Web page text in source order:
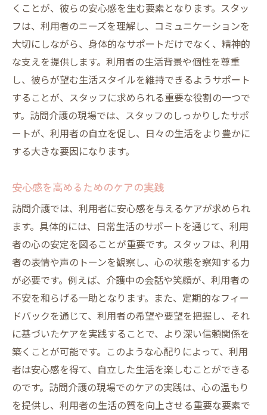
くことが、彼らの安心感を生む要素となります。スタッ
フは、利用者のニーズを理解し、コミュニケーションを
大切にしながら、身体的なサポートだけでなく、精神的
な支えを提供します。利用者の生活背景や個性を尊重
し、彼らが望む生活スタイルを維持できるようサポート
することが、スタッフに求められる重要な役割の一つで
す。訪問介護の現場では、スタッフのしっかりしたサポ
ートが、利用者の自立を促し、日々の生活をより豊かに
する大きな要因になります。
安心感を高めるためのケアの実践
訪問介護では、利用者に安心感を与えるケアが求められ
ます。具体的には、日常生活のサポートを通じて、利用
者の心の安定を図ることが重要です。スタッフは、利用
者の表情や声のトーンを観察し、心の状態を察知する力
が必要です。例えば、介護中の会話や笑顔が、利用者の
不安を和らげる一助となります。また、定期的なフィー
ドバックを通じて、利用者の希望や要望を把握し、それ
に基づいたケアを実践することで、より深い信頼関係を
築くことが可能です。このような心配りによって、利用
者は安心感を得て、自立した生活を楽しむことができる
のです。訪問介護の現場でのケアの実践は、心の温もり
を提供し、利用者の生活の質を向上させる重要な要素で